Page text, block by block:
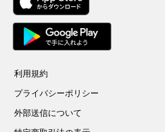
利用規約
プライバシーポリシー
外部送信について